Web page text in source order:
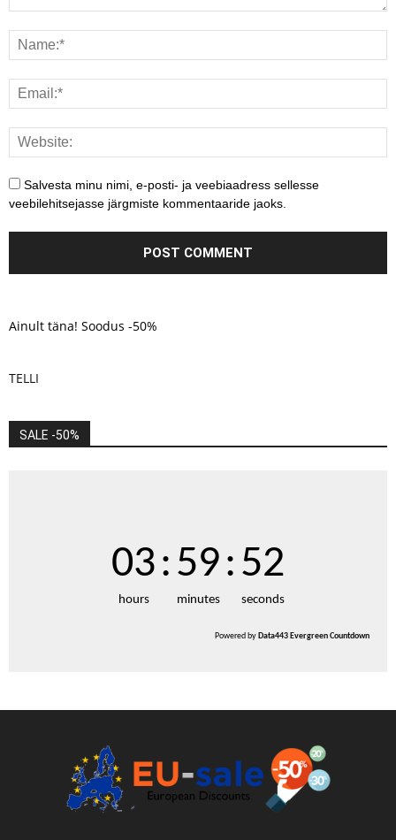
Salvesta minu nimi, e-posti- ja veebiaadress sellesse
veebilehitsejasse järgmiste kommentaaride jaoks.
Ainult täna! Soodus -50%
TELLI
SALE -50%
03
hours
:59
minutes
:51
seconds
Powered by Data443 Evergreen Countdown